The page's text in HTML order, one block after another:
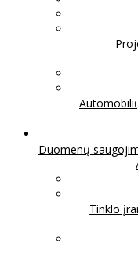
Duomenų
Tinklo